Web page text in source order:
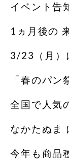
イベント告
1ヵ月後の
3/23（月）
「春のパ
全国で人気
なかたぬま
今年も商品